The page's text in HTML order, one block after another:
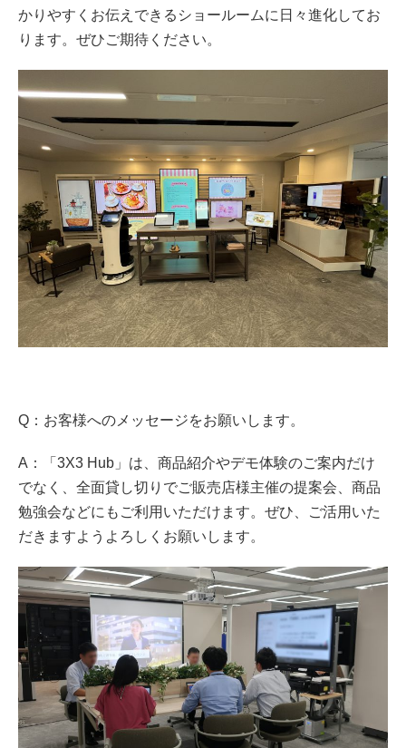
かりやすくお伝えできるショールームに日々進化してお
ります。ぜひご期待ください。
Q：お客様へのメッセージをお願いします。
A：「3X3 Hub」は、商品紹介やデモ体験のご案内だけ
でなく、全面貸し切りでご販売店様主催の提案会、商品
勉強会などにもご利用いただけます。ぜひ、ご活用いた
だきますようよろしくお願いします。